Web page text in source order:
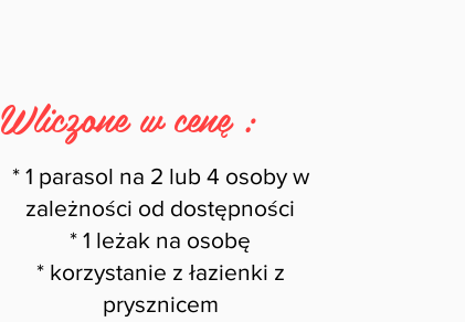
Wliczone w cenę :
* 1 parasol na 2 lub 4 osoby w
zależności od dostępności
* 1 leżak na osobę
* korzystanie z łazienki z
prysznicem